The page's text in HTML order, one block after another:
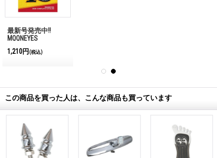
最新号発売中!!
MQQNEYES
Magazine No.28 2026
1,210円 (税込)
この商品を買った人は、こんな商品も買っています